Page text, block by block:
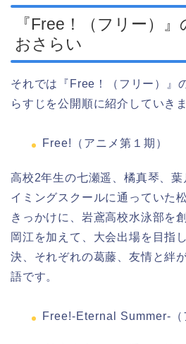
『Free！（フリー）
おさらい
それでは『Free！（フリー）』
らすじを公開順に紹介していきま
Free!（アニメ第１期）
高校2年生の七瀬遥、橘真琴、
イミングスクールに通っていた
きっかけに、岩鳶高校水泳部を
岡江を加えて、大会出場を目指
決、それぞれの葛藤、友情と絆
語です。
Free!-Eternal Summer-（